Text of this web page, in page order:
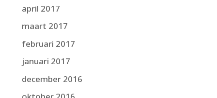
april 2017
maart 2017
februari 2017
januari 2017
december 2016